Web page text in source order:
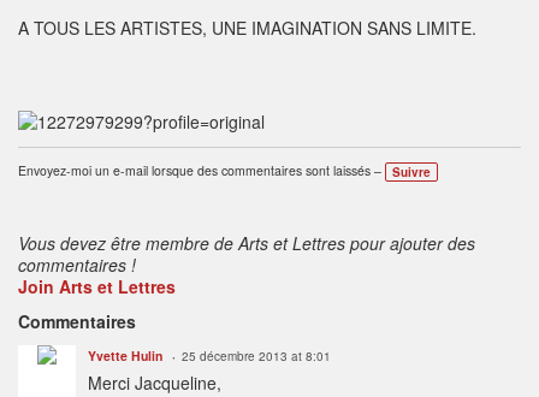
A TOUS LES ARTISTES, UNE IMAGINATION SANS LIMITE.
Envoyez-moi un e-mail lorsque des commentaires sont laissés – Suivre
Vous devez être membre de Arts et Lettres pour ajouter des
commentaires !
Join Arts et Lettres
Commentaires
Yvette Hulin 25 décembre 2013 at 8:01
Merci Jacqueline,